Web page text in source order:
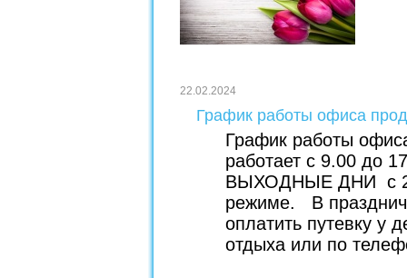
22.02.2024
График работы офиса
График работы
работает с 9.00 до
ВЫХОДНЫЕ ДНИ с 26
режиме. В
оплатить путевку у
отдыха или по